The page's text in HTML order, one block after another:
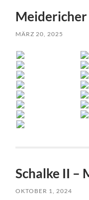
Meidericher
MÄRZ 20, 2025
Schalke II –
OKTOBER 1, 2024